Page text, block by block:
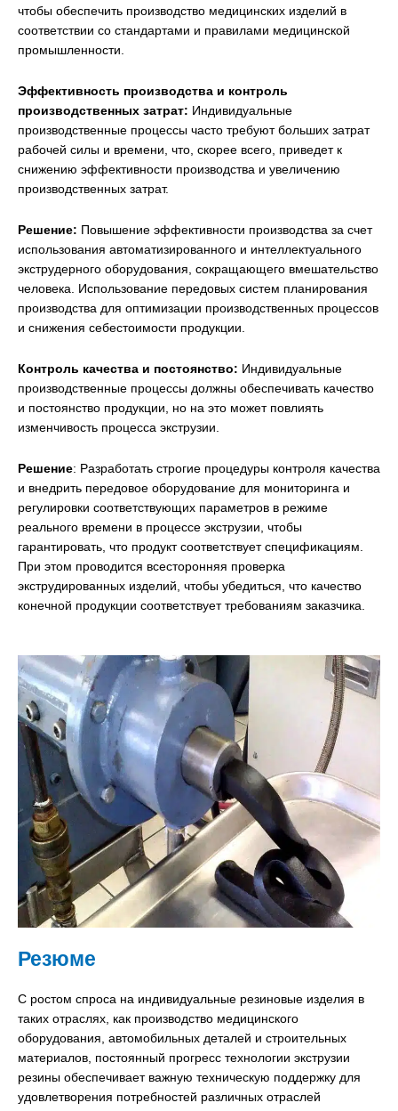
чтобы обеспечить производство медицинских изделий в
соответствии со стандартами и правилами медицинской
промышленности.
Эффективность производства и контроль
производственных затрат: Индивидуальные
производственные процессы часто требуют больших затрат
рабочей силы и времени, что, скорее всего, приведет к
снижению эффективности производства и увеличению
производственных затрат.
Решение: Повышение эффективности производства за счет
использования автоматизированного и интеллектуального
экструдерного оборудования, сокращающего вмешательство
человека. Использование передовых систем планирования
производства для оптимизации производственных процессов
и снижения себестоимости продукции.
Контроль качества и постоянство: Индивидуальные
производственные процессы должны обеспечивать качество
и постоянство продукции, но на это может повлиять
изменчивость процесса экструзии.
Решение: Разработать строгие процедуры контроля качества
и внедрить передовое оборудование для мониторинга и
регулировки соответствующих параметров в режиме
реального времени в процессе экструзии, чтобы
гарантировать, что продукт соответствует спецификациям.
При этом проводится всесторонняя проверка
экструдированных изделий, чтобы убедиться, что качество
конечной продукции соответствует требованиям заказчика.
Резюме
С ростом спроса на индивидуальные резиновые изделия в
таких отраслях, как производство медицинского
оборудования, автомобильных деталей и строительных
материалов, постоянный прогресс технологии экструзии
резины обеспечивает важную техническую поддержку для
удовлетворения потребностей различных отраслей